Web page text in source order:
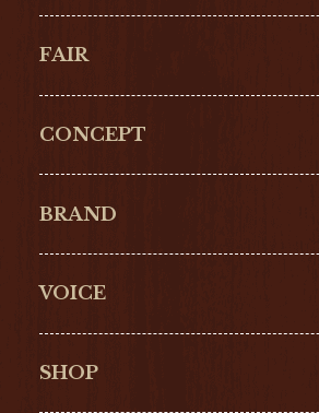
FAIR
CONCEPT
BRAND
Cartier
VOICE
SHOP